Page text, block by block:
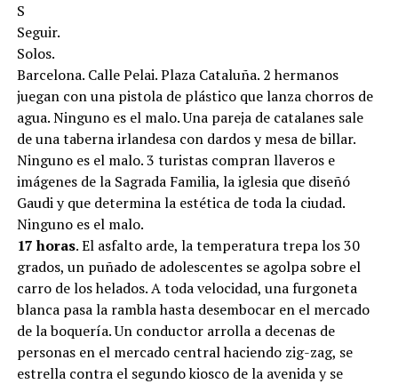
S
Seguir.
Solos.
Barcelona. Calle Pelai. Plaza Cataluña. 2 hermanos
juegan con una pistola de plástico que lanza chorros de
agua. Ninguno es el malo. Una pareja de catalanes sale
de una taberna irlandesa con dardos y mesa de billar.
Ninguno es el malo. 3 turistas compran llaveros e
imágenes de la Sagrada Familia, la iglesia que diseñó
Gaudi y que determina la estética de toda la ciudad.
Ninguno es el malo.
17 horas. El asfalto arde, la temperatura trepa los 30
grados, un puñado de adolescentes se agolpa sobre el
carro de los helados. A toda velocidad, una furgoneta
blanca pasa la rambla hasta desembocar en el mercado
de la boquería. Un conductor arrolla a decenas de
personas en el mercado central haciendo zig-zag, se
estrella contra el segundo kiosco de la avenida y se